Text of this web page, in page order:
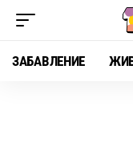
ЗАБАВЛЕНИЕ